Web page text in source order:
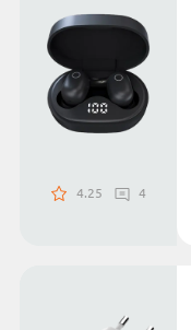
4.25 4